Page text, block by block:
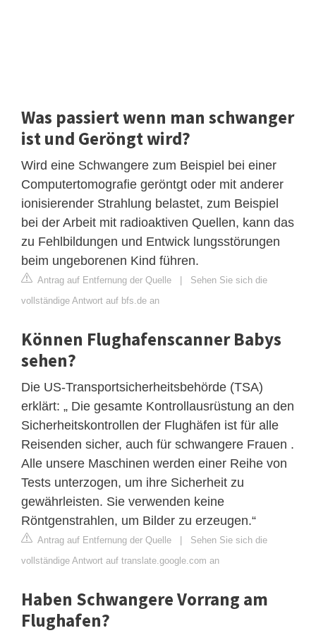
Was passiert wenn man schwanger
ist und Geröngt wird?
Wird eine Schwangere zum Beispiel bei einer
Computertomografie geröntgt oder mit anderer
ionisierender Strahlung belastet, zum Beispiel
bei der Arbeit mit radioaktiven Quellen, kann das
zu Fehlbildungen und Entwick lungsstörungen
beim ungeborenen Kind führen.
Antrag auf Entfernung der Quelle | Sehen Sie sich die
vollständige Antwort auf bfs.de an
Können Flughafenscanner Babys
sehen?
Die US-Transportsicherheitsbehörde (TSA)
erklärt: „ Die gesamte Kontrollausrüstung an den
Sicherheitskontrollen der Flughäfen ist für alle
Reisenden sicher, auch für schwangere Frauen .
Alle unsere Maschinen werden einer Reihe von
Tests unterzogen, um ihre Sicherheit zu
gewährleisten. Sie verwenden keine
Röntgenstrahlen, um Bilder zu erzeugen.“
Antrag auf Entfernung der Quelle | Sehen Sie sich die
vollständige Antwort auf translate.google.com an
Haben Schwangere Vorrang am
Flughafen?